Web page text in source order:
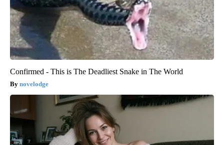
Confirmed - This is The Deadliest Snake in The World
novelodge